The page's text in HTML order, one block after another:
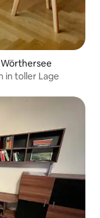
in toller Lage